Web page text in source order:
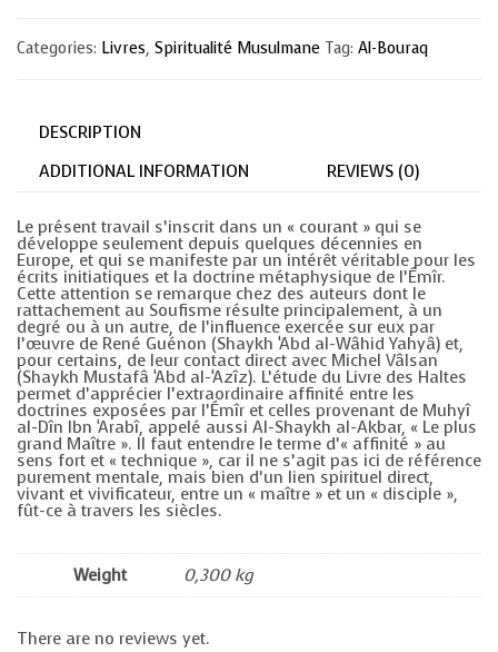
Tome
Categories: Livres, Spiritualité Musulmane Tag: Al-Bouraq
DESCRIPTION
ADDITIONAL INFORMATION
REVIEWS (0)
Le présent travail s’inscrit dans un « courant » qui se
développe seulement depuis quelques décennies en
Europe, et qui se manifeste par un intérêt véritable pour les
écrits initiatiques et la doctrine métaphysique de l’Émîr.
Cette attention se remarque chez des auteurs dont le
rattachement au Soufisme résulte principalement, à un
degré ou à un autre, de l’influence exercée sur eux par
l’œuvre de René Guénon (Shaykh ‘Abd al-Wâhid Yahyâ) et,
pour certains, de leur contact direct avec Michel Vâlsan
(Shaykh Mustafâ ‘Abd al-‘Azîz). L’étude du Livre des Haltes
permet d’apprécier l’extraordinaire affinité entre les
doctrines exposées par l’Émîr et celles provenant de Muhyî
al-Dîn Ibn ‘Arabî, appelé aussi Al-Shaykh al-Akbar, « Le plus
grand Maître ». Il faut entendre le terme d’« affinité » au
sens fort et « technique », car il ne s’agit pas ici de référence
purement mentale, mais bien d’un lien spirituel direct,
vivant et vivificateur, entre un « maître » et un « disciple »,
fût-ce à travers les siècles.
Weight 0,300 kg
There are no reviews yet.